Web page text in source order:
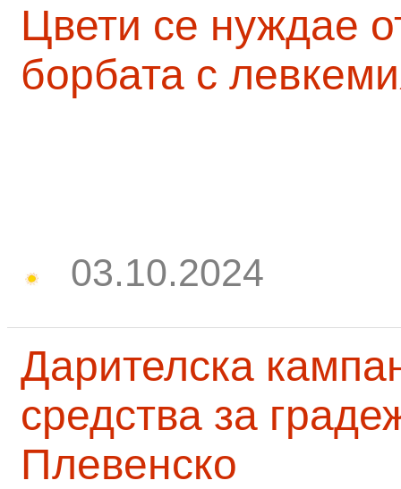
Цвети се нуждае
борбата с
03.10.2024
Дарителска
средства за
Плевенско